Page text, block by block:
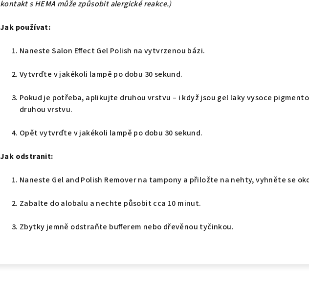
kontakt s HEMA může způsobit alergické reakce.)
Jak používat:
Naneste Salon Effect Gel Polish na vytvrzenou bázi.
Vytvrďte v jakékoli lampě po dobu 30 sekund.
Pokud je potřeba, aplikujte druhou vrstvu – i když jsou gel laky vysoce
druhou vrstvu.
Opět vytvrďte v jakékoli lampě po dobu 30 sekund.
Jak odstranit:
Naneste Gel and Polish Remover na tampony a přiložte na nehty, vyhněte se
Zabalte do alobalu a nechte působit cca 10 minut.
Zbytky jemně odstraňte bufferem nebo dřevěnou tyčinkou.